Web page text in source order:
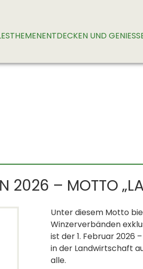
THEMENENTDECKEN UND
2026 – MOTTO
Unter diesem Motto
Winzerverbänden
ist der 1. Februar 2026
in der Landwirtschaft
alle.